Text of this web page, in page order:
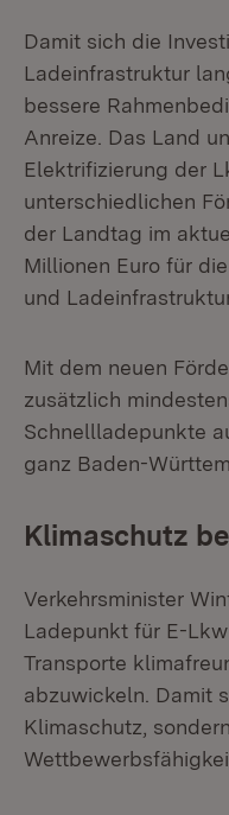
Damit sich die
Ladeinfrastruktur
bessere
Anreize. Das Land
Elektrifizierung der
unterschiedlichen
der Landtag im
Millionen Euro für
und
Mit dem neuen
zusätzlich
Schnellladepunkte
ganz Baden-
Klimaschutz
Verkehrsminister
Ladepunkt für E-
Transporte
abzuwickeln. Damit
Klimaschutz,